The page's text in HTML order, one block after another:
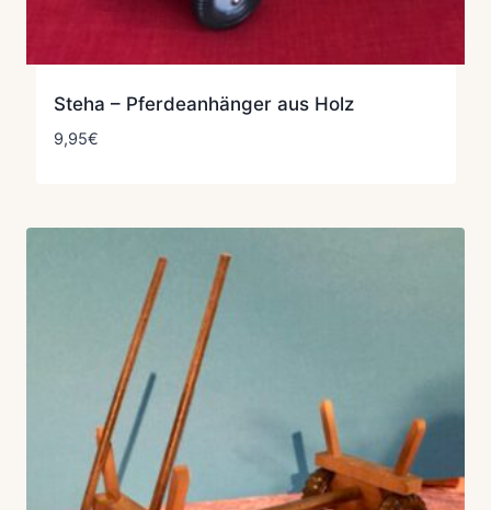
Steha – Pferdeanhänger aus Holz
9,95€